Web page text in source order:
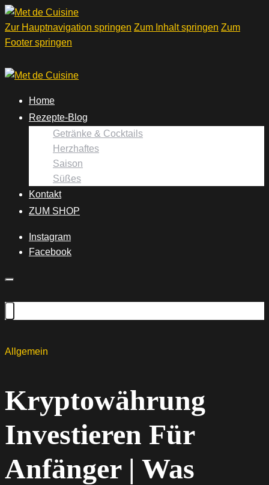
Zur Hauptnavigation springen Zum Inhalt springen Zum
Footer springen
Home
Rezepte-Blog
Getränke & Cocktails
Herzhaftes
Saison
Süßes
Kontakt
ZUM SHOP
Instagram
Facebook
Allgemein
Kryptowährung
Investieren Für
Anfänger | Was